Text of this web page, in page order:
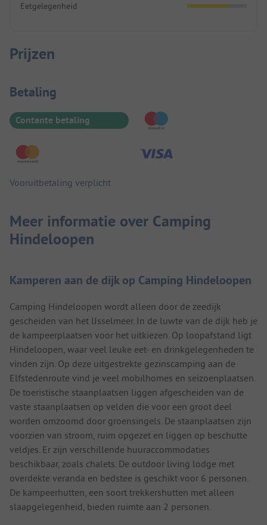
Eetgelegenheid
Prijzen
Betaalinformatie
Betaling
Contante betaling
Vooruitbetaling verplicht
Meer informatie over Camping
Hindeloopen
Kamperen aan de dijk op Camping Hindeloopen
Camping Hindeloopen wordt alleen door de zeedijk
gescheiden van het IJsselmeer. In de luwte van de dijk heb je
de kampeerplaatsen voor het uitkiezen. Op loopafstand ligt
Hindeloopen, waar veel leuke eet- en drinkgelegenheden te
vinden zijn. Op deze uitgestrekte gezinscamping aan de
Elfstedenroute vind je veel mobilhomes en seizoenplaatsen.
De toeristische staanplaatsen liggen afgescheiden van de
vaste staanplaatsen op velden die voor een groot deel
worden omzoomd door groensingels. De staanplaatsen zijn
voorzien van stroom, ruim opgezet en liggen op beschutte
veldjes. Er zijn verschillende huuraccommodaties
beschikbaar, zoals chalets. De outdoor living lodge met
overdekte veranda en bedstee is geschikt voor 6 personen.
De kampeerhutten, een soort trekkershutten met alleen
slaapgelegenheid, bieden ruimte aan 2 personen.